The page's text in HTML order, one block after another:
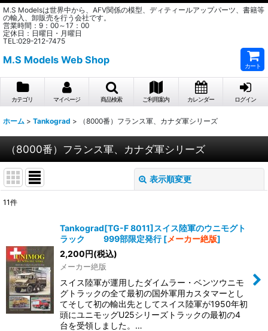
M.S Modelsは世界中から、AFV関係の模型、ディティールアップパーツ、書籍等
の輸入、卸販売を行う会社です。
営業時間：9：00～17：00
定休日：日曜日・月曜日
TEL:029-212-7475
M.S Models Web Shop
カート
カテゴリ マイページ 商品検索 ご利用案内 カレンダー ログイン
ホーム > Tankograd > （8000番）フランス軍、カナダ軍シリーズ
（8000番）フランス軍、カナダ軍シリーズ
表示順変更
並び順:
絞り込む
11件
Tankograd[TG-F 8011]スイス陸軍のウニモグト
ラック 999部限定発行 [メーカー絶版]
2,200円(税込)
メーカー絶版
スイス陸軍が運用したダイムラー・ベンツウニモ
グトラックの全て最初の国外軍用カスタマーとし
てそして初の輸出先としてスイス陸軍が1950年初
頭にユニモッグU25シリーズトラックの最初の4
台を受領しました。…